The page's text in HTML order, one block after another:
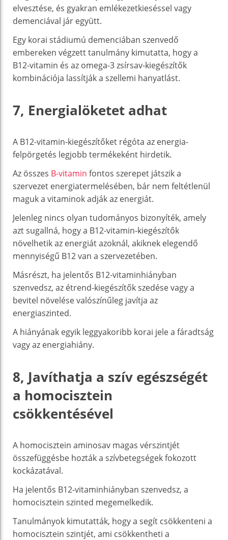
elvesztése, és gyakran emlékezetkieséssel vagy
demenciával jár együtt.
Egy korai stádiumú demenciában szenvedő
embereken végzett tanulmány kimutatta, hogy a
B12-vitamin és az omega-3 zsírsav-kiegészítők
kombinációja lassítják a szellemi hanyatlást.
7, Energialöketet adhat
A B12-vitamin-kiegészítőket régóta az energia-
felpörgetés legjobb termékeként hirdetik.
Az összes B-vitamin fontos szerepet játszik a
szervezet energiatermelésében, bár nem feltétlenül
maguk a vitaminok adják az energiát.
Jelenleg nincs olyan tudományos bizonyíték, amely
azt sugallná, hogy a B12-vitamin-kiegészítők
növelhetik az energiát azoknál, akiknek elegendő
mennyiségű B12 van a szervezetében.
Másrészt, ha jelentős B12-vitaminhiányban
szenvedsz, az étrend-kiegészítők szedése vagy a
bevitel növelése valószínűleg javítja az
energiaszinted.
A hiányának egyik leggyakoribb korai jele a fáradtság
vagy az energiahiány.
8, Javíthatja a szív egészségét
a homocisztein
csökkentésével
A homocisztein aminosav magas vérszintjét
összefüggésbe hozták a szívbetegségek fokozott
kockázatával.
Ha jelentős B12-vitaminhiányban szenvedsz, a
homocisztein szinted megemelkedik.
Tanulmányok kimutatták, hogy a segít csökkenteni a
homocisztein szintjét, ami csökkentheti a